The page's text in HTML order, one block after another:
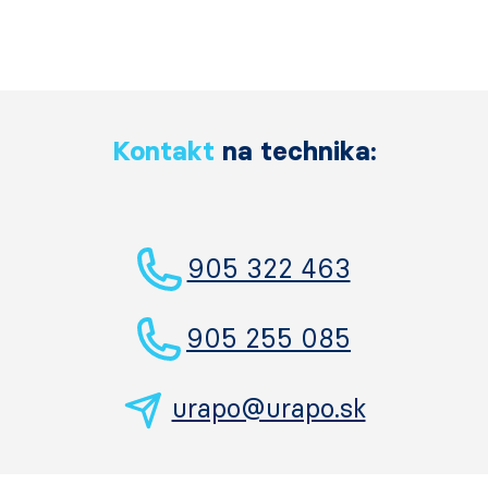
Kontakt na technika:
905 322 463
905 255 085
urapo@urapo.sk